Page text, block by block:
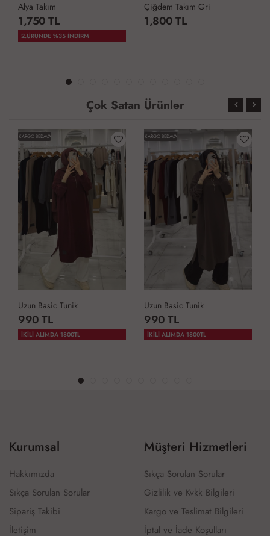
Alya Takım
1,750 TL
2.ÜRÜNDE %35 İNDİRM
Çiğdem Takım Gri
1,800 TL
Çok Satan Ürünler
KARGO BEDAVA
Uzun Basic Tunik
990 TL
İKİLİ ALIMDA 1800TL
KARGO BEDAVA
Uzun Basic Tunik
990 TL
İKİLİ ALIMDA 1800TL
Kurumsal
Hakkımızda
Sıkça Sorulan Sorular
Sipariş Takibi
İletişim
Müşteri Hizmetleri
Sıkça Sorulan Sorular
Gizlilik ve Kvkk Bilgileri
Kargo ve Teslimat Bilgileri
İptal ve İade Koşulları